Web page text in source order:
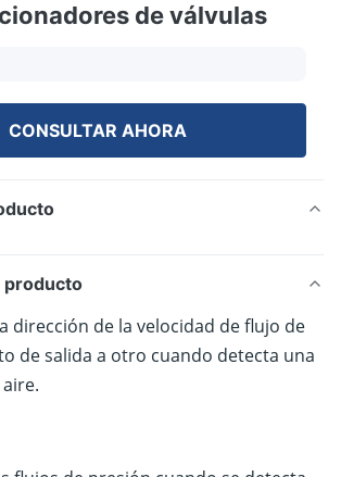
de válvulas
CONSULTAR AHORA
producto
dirección de la velocidad de flujo de
de salida a otro cuando detecta una